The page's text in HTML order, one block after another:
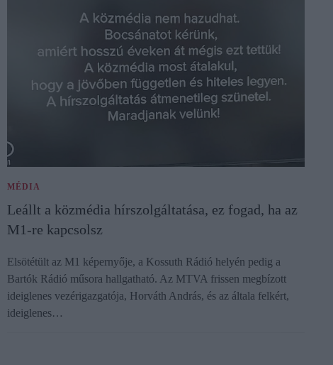
MÉDIA
Leállt a közmédia hírszolgáltatása, ez fogad, ha az
M1-re kapcsolsz
Elsötétült az M1 képernyője, a Kossuth Rádió helyén pedig a
Bartók Rádió műsora hallgatható. Az MTVA frissen megbízott
ideiglenes vezérigazgatója, Horváth András, és az általa felkért,
ideiglenes…